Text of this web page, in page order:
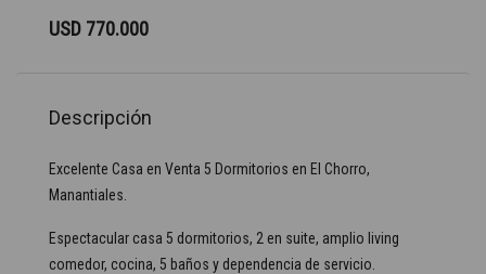
USD 770.000
Descripción
Excelente Casa en Venta 5 Dormitorios en El Chorro,
Manantiales.
Espectacular casa 5 dormitorios, 2 en suite, amplio living
comedor, cocina, 5 baños y dependencia de servicio.